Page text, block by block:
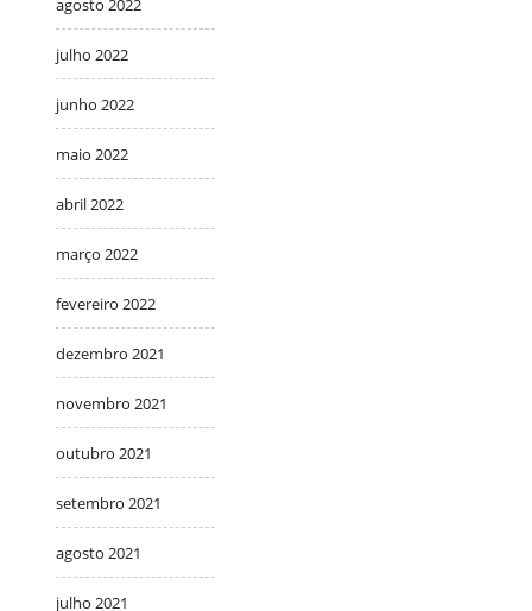
agosto 2022
julho 2022
junho 2022
maio 2022
abril 2022
março 2022
fevereiro 2022
dezembro 2021
novembro 2021
outubro 2021
setembro 2021
agosto 2021
julho 2021